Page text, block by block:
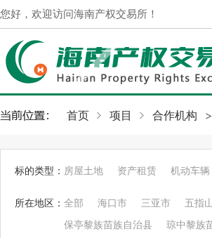
您好，欢迎访问海南产权交易所！
首页 项目 >
合作机构
标的类型： 房屋土地 资产租赁 机动车辆
所在地区： 全部 海口市 三亚市 五指
保亭黎族苗族自治县 琼中黎族